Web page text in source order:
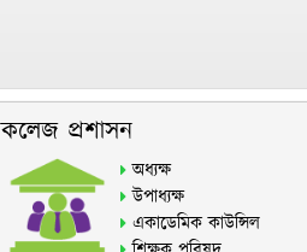
কলেজ প্রশাসন
অধ্যক্ষ
উপাধ্যক্ষ
একাডেমিক কাউন্সিল